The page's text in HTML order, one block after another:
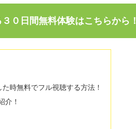
０日間無料体験はこちらから！
時無料でフル視聴する方法！
介！